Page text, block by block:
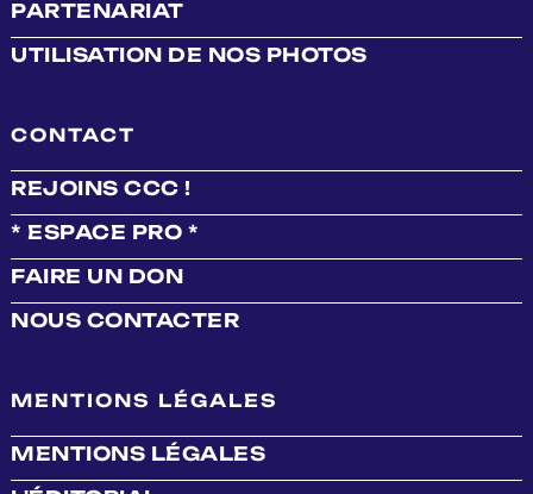
PARTENARIAT
UTILISATION DE NOS PHOTOS
CONTACT
REJOINS CCC !
* ESPACE PRO *
FAIRE UN DON
NOUS CONTACTER
MENTIONS LÉGALES
MENTIONS LÉGALES